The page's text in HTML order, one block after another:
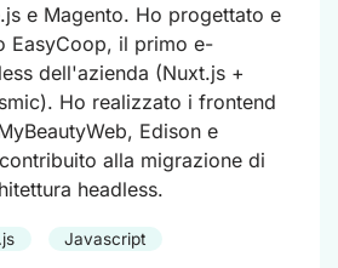
e Magento. Ho progettato e
EasyCoop, il primo e-
dell'azienda (Nuxt.js +
Ho realizzato i frontend
Edison e
alla migrazione di
headless.
Javascript